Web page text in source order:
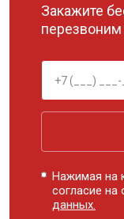
Закажите
перезвоним
Нажимая на
согласие
данных.